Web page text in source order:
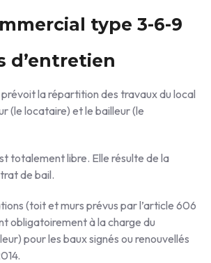
type 3-6-9
d’entretien
la répartition des travaux du local
(le locataire) et le bailleur (le
totalement libre. Elle résulte de la
de bail.
(toit et murs prévus par l’article 606
obligatoirement à la charge du
pour les baux signés ou renouvellés